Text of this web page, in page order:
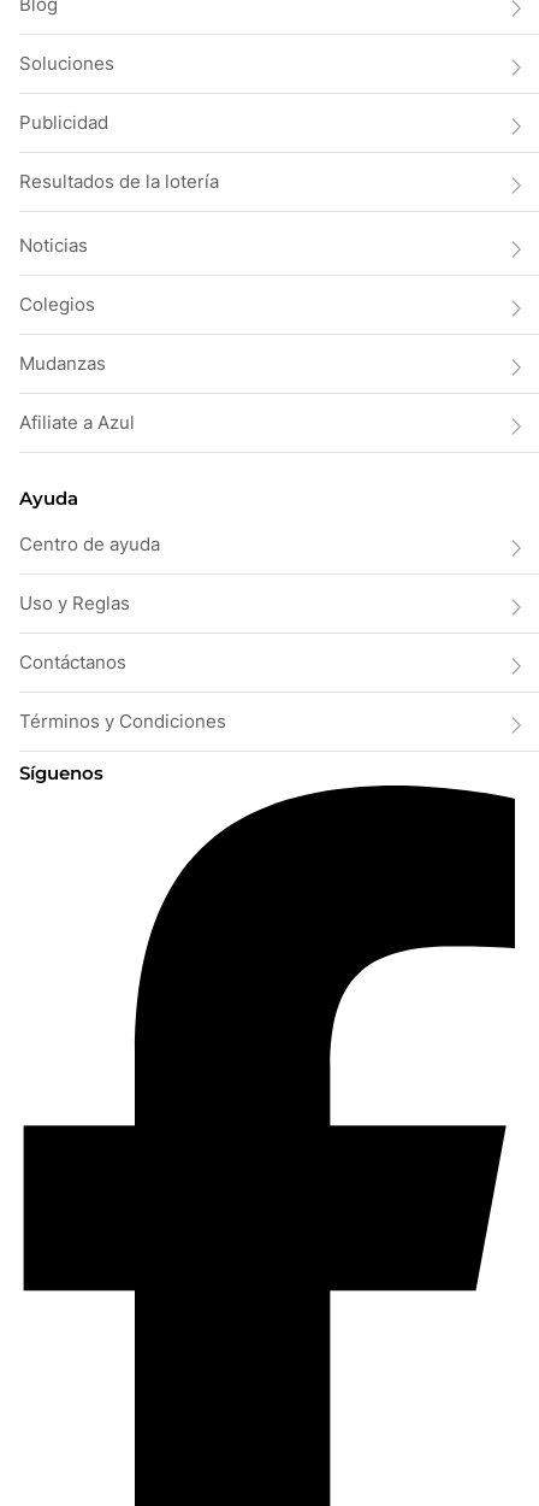
Soluciones
Publicidad
Resultados de la lotería
Noticias
Colegios
Mudanzas
Afiliate a Azul
Ayuda
Centro de ayuda
Uso y Reglas
Contáctanos
Términos y Condiciones
Síguenos